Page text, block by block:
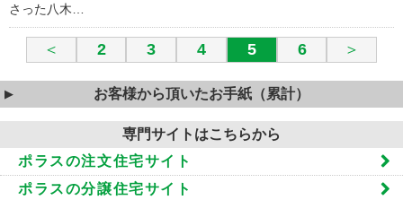
さった八木…
＜ 2 3 4 5 6 ＞
お客様から頂いたお手紙（累計）
専門サイトはこちらから
ポラスの注文住宅サイト
ポラスの分譲住宅サイト